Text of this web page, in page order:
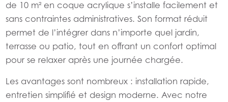
de 10 m² en coque acrylique s’installe facilement et
sans contraintes administratives. Son format réduit
permet de l’intégrer dans n’importe quel jardin,
terrasse ou patio, tout en offrant un confort optimal
pour se relaxer après une journée chargée.
Les avantages sont nombreux : installation rapide,
entretien simplifié et design moderne. Avec notre